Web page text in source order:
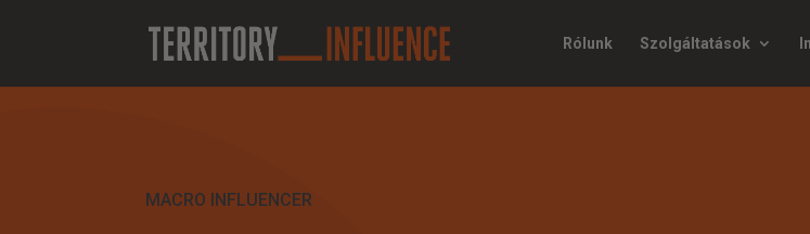
Rólunk Szolgáltatások
MACRO INFLUENCER